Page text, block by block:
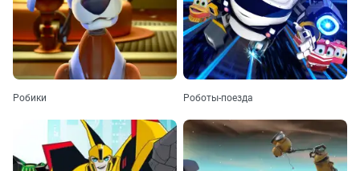
Робики Роботы-поезда